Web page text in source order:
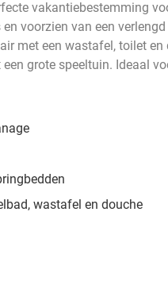
vakantiebestemming
voorzien van een
met een wastafel, toilet en
grote speeltuin. Ideaal
wastafel en douche